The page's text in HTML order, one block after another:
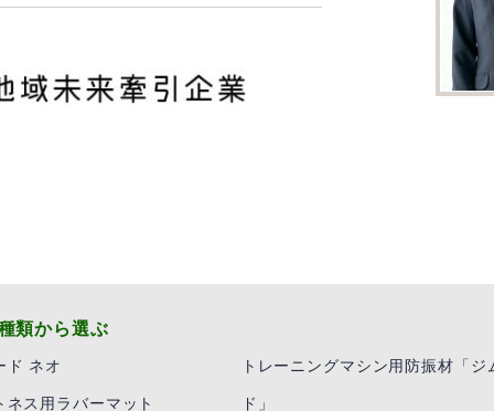
類から選ぶ
ド ネオ
ネス用ラバーマット
トレーニングマシン用防振材「ジ
ド」